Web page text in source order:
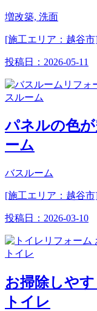
増改築, 洗面
[施工エリア：越谷
投稿日： 2026-05-11
パネルの色
ーム
バスルーム
[施工エリア：越谷
投稿日： 2026-03-10
お掃除しや
トイレ